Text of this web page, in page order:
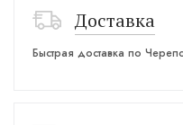
Доставка
Быстрая доставка по